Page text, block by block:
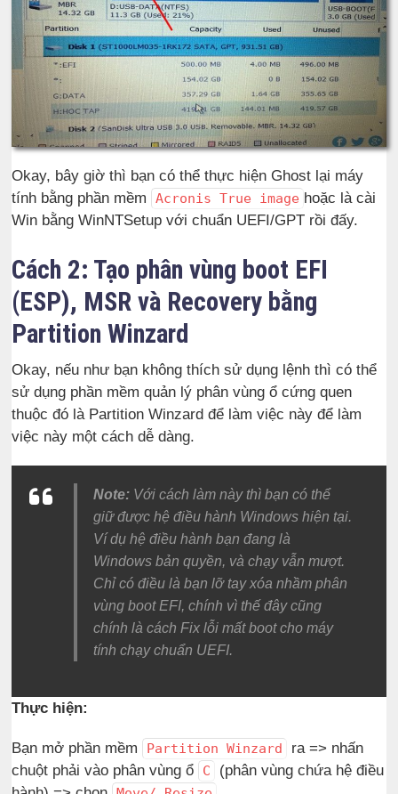
Okay, bây giờ thì bạn có thể thực hiện Ghost lại máy
tính bằng phần mềm
Acronis True image hoặc là cài
Win bằng WinNTSetup với chuẩn UEFI/GPT rồi đấy.
Cách 2: Tạo phân vùng boot EFI
(ESP), MSR và Recovery bằng
Partition Winzard
Okay, nếu như bạn không thích sử dụng lệnh thì có thể
sử dụng phần mềm quản lý phân vùng ổ cứng quen
thuộc đó là Partition Winzard để làm việc này để làm
việc này một cách dễ dàng.
Note: Với cách làm này thì bạn có thể
giữ được hệ điều hành Windows hiện tại.
Ví dụ hệ điều hành bạn đang là
Windows bản quyền, và chạy vẫn mượt.
Chỉ có điều là bạn lỡ tay xóa nhầm phân
vùng boot EFI, chính vì thế đây cũng
chính là cách Fix lỗi mất boot cho máy
tính chạy chuẩn UEFI.
Thực hiện:
Bạn mở phần mềm Partition Winzard
ra => nhấn
chuột phải vào phân vùng ổ
C
(phân vùng chứa hệ điều